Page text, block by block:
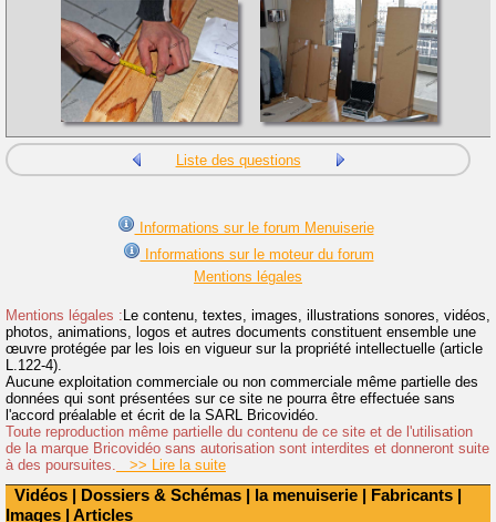
Vidéos | Dossiers & Schémas | la menuiserie | Fabricants |
Images | Articles
Liste des questions
Informations sur le forum Menuiserie
Informations sur le moteur du forum
Mentions légales
Mentions légales : Le contenu, textes, images, illustrations sonores, vidéos,
photos, animations, logos et autres documents constituent ensemble une
œuvre protégée par les lois en vigueur sur la propriété intellectuelle (article
L.122-4).
Aucune exploitation commerciale ou non commerciale même partielle des
données qui sont présentées sur ce site ne pourra être effectuée sans
l'accord préalable et écrit de la SARL Bricovidéo.
Toute reproduction même partielle du contenu de ce site et de l'utilisation
de la marque Bricovidéo sans autorisation sont interdites et donneront suite
à des poursuites. >> Lire la suite